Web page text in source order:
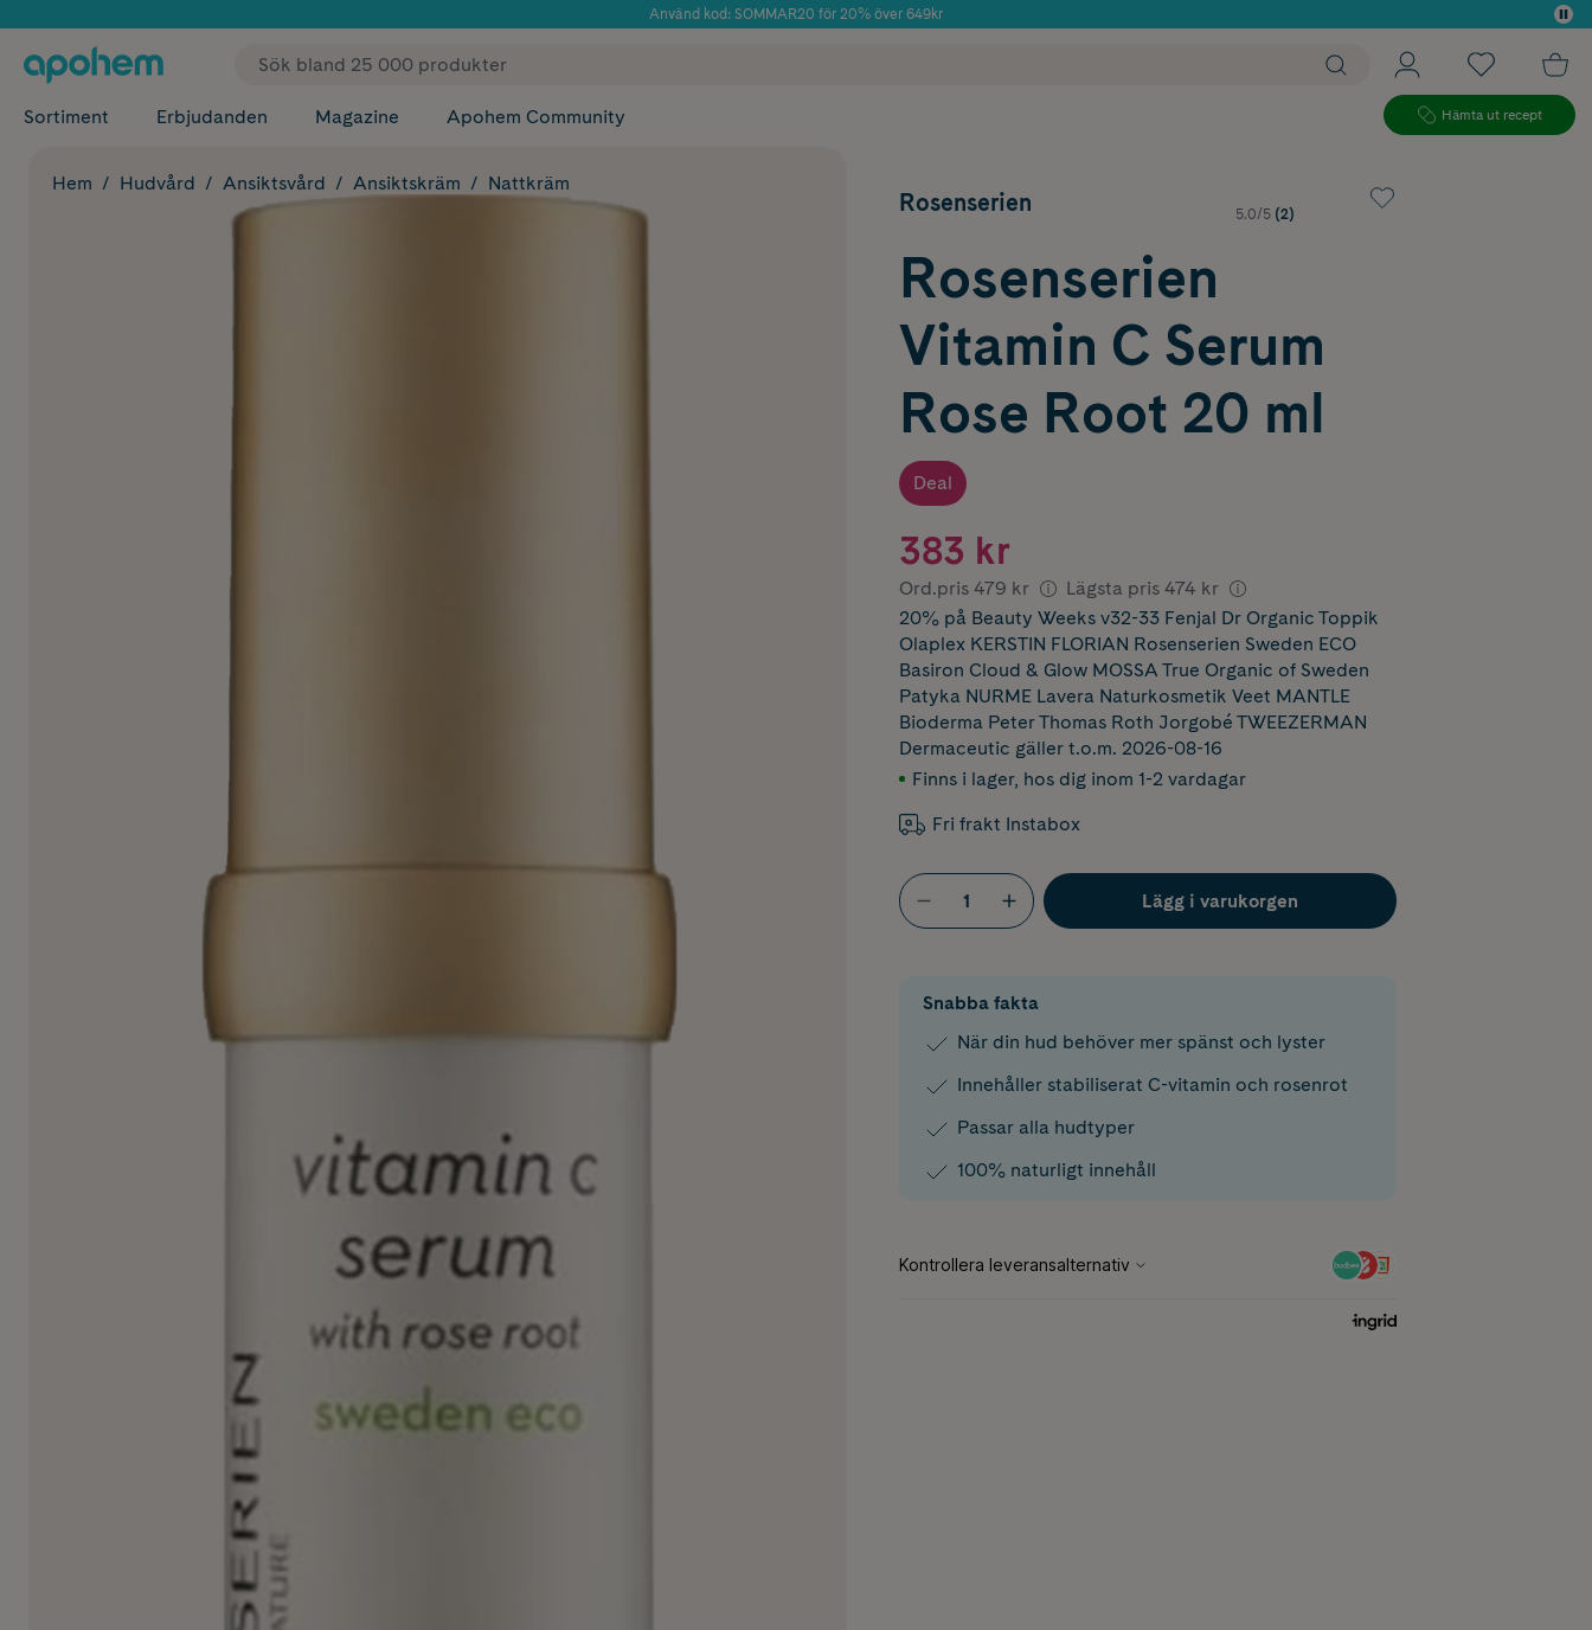
Använd kod: SOMMAR20 för 20% över 649kr
✓ Fri frakt
Sortiment Erbjudanden Magazine Apohem Community Hämta ut recept
Hem Hudvård Ansiktsvård Ansiktskräm Nattkräm
Rosenserien 5.0/5 (2)
Rosenserien
Vitamin C Serum
Rose Root 20 ml
Deal
383 kr
Ord.pris 479 kr Lägsta pris 474 kr
20% på Beauty Weeks v32-33 Fenjal Dr Organic Toppik
Olaplex KERSTIN FLORIAN Rosenserien Sweden ECO
Basiron Cloud & Glow MOSSA True Organic of Sweden
Patyka NURME Lavera Naturkosmetik Veet MANTLE
Bioderma Peter Thomas Roth Jorgobé TWEEZERMAN
Dermaceutic gäller t.o.m. 2026-08-16
Finns i lager, hos dig inom 1-2 vardagar
Fri frakt Instabox
Lägg i varukorgen
Snabba fakta
När din hud behöver mer spänst och lyster
Innehåller stabiliserat C-vitamin och rosenrot
Passar alla hudtyper
100% naturligt innehåll